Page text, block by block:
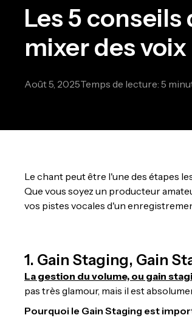
Les 5
mixer des voix
Août 5, 2025Temps de lecture: 5
Le chant peut être l'une des étapes
Que vous soyez un producteur
vos pistes vocales d'un
1. Gain Staging, Gain
La gestion du volume, ou gain
pas très glamour, mais il est
Pourquoi le Gain Staging est